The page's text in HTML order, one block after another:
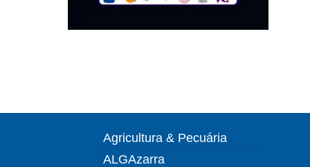
Agricultura & Pecuária
ALGAzarra